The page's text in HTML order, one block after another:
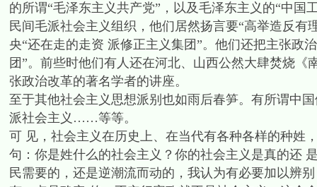
的所谓“毛泽东主义共产党”，以及毛泽东主义的“中
民间毛派社会主义组织，他们居然扬言要“高举造反有
央“还在走的走资 派修正主义集团”。他们还把主张政
团”。前些时他们有人还在河北、山西公然大肆焚烧
张政治改革的著名学者的讲座。
至于其他社会主义思想派别也如雨后春笋。有所谓中
派社会主义……等等。
可 见，社会主义在历史上、在当代有各种各样的种姓
句：你是姓什么的社会主义？你的社会主义是真的还
民需要的，还是逆潮流而动的，我认为有必要加以辨